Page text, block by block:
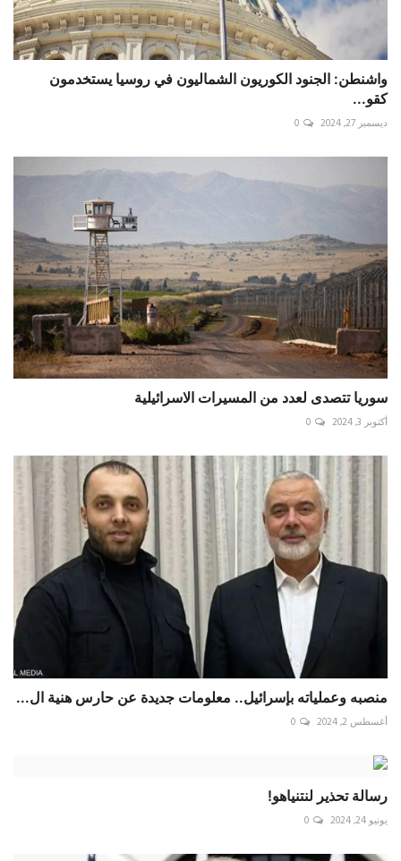
واشنطن: الجنود الكوريون الشماليون في روسيا يستخدمون
كقو...
ديسمبر 27, 2024 0
سوريا تتصدى لعدد من المسيرات الاسرائيلية
أكتوبر 3, 2024 0
منصبه وعملياته بإسرائيل.. معلومات جديدة عن حارس هنية ال...
أغسطس 2, 2024 0
رسالة تحذير لنتنياهو!
يونيو 24, 2024 0